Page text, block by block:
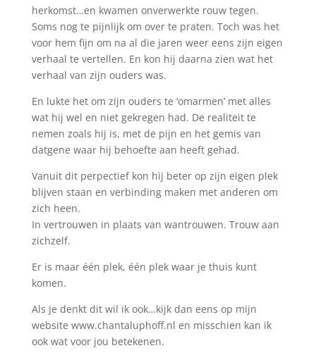
herkomst…en kwamen onverwerkte rouw tegen.
Soms nog te pijnlijk om over te praten. Toch was het
voor hem fijn om na al die jaren weer eens zijn eigen
verhaal te vertellen. En kon hij daarna zien wat het
verhaal van zijn ouders was.
En lukte het om zijn ouders te ‘omarmen’ met alles
wat hij wel en niet gekregen had. De realiteit te
nemen zoals hij is, met de pijn en het gemis van
datgene waar hij behoefte aan heeft gehad.
Vanuit dit perpectief kon hij beter op zijn eigen plek
blijven staan en verbinding maken met anderen om
zich heen.
In vertrouwen in plaats van wantrouwen. Trouw aan
zichzelf.
Er is maar één plek, één plek waar je thuis kunt
komen.
Als je denkt dit wil ik ook…kijk dan eens op mijn
website www.chantaluphoff.nl en misschien kan ik
ook wat voor jou betekenen.